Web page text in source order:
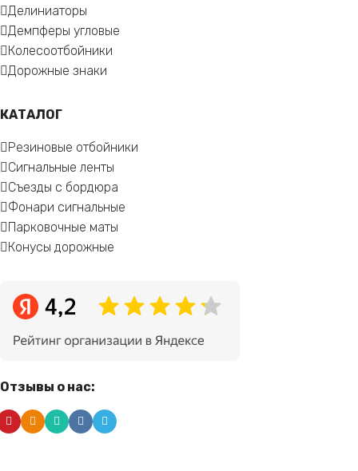
Делиниаторы
Демпферы угловые
Колесоотбойники
Дорожные знаки
КАТАЛОГ
Резиновые отбойники
Сигнальные ленты
Съезды с бордюра
Фонари сигнальные
Парковочные маты
Конусы дорожные
Отзывы о нас: